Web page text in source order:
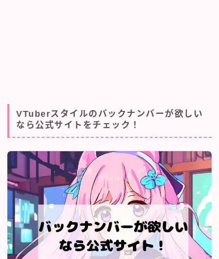
VTuberスタイルのバックナンバーが欲しい
なら公式サイトをチェック！